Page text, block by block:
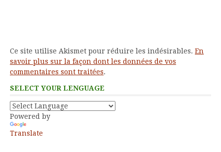
Ce site utilise Akismet pour réduire les indésirables. En
savoir plus sur la façon dont les données de vos
commentaires sont traitées.
SELECT YOUR LENGUAGE
Powered by
Translate